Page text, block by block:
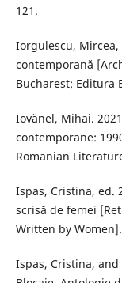
121.
Iorgulescu, Mircea,
contemporană
Bucharest: Editura
Iovănel, Mihai.
contemporane:
Romanian
Ispas, Cristina, ed.
scrisă de femei
Written by
Ispas, Cristina, and